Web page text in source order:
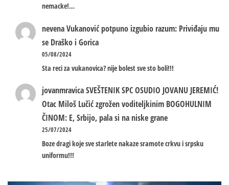
nemacke!…
nevenaVukanović potpuno izgubio razum: Priviđaju mu
se Draško i Gorica
05/08/2024
Sta reci za vukanovica? nije bolest sve sto boli!!!
jovanmravicaSVEŠTENIK SPC OSUDIO JOVANU JEREMIĆ!
Otac Miloš Lučić zgrožen voditeljkinim BOGOHULNIM
ČINOM: E, Srbijo, pala si na niske grane
25/07/2024
Boze dragi koje sve starlete nakaze sramote crkvu i srpsku
uniformu!!!